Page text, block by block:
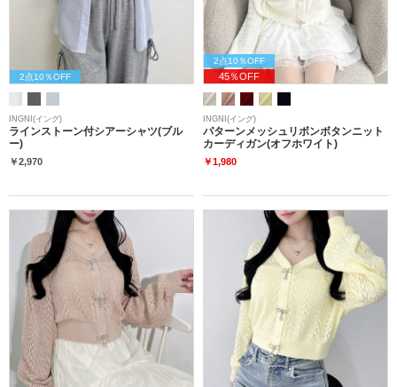
2点10％OFF
INGNI(イング)
ラインストーン付シアーシャツ(ブル
ー)
￥2,970
2点10％OFF
45％OFF
INGNI(イング)
パターンメッシュリボンボタンニット
カーディガン(オフホワイト)
￥1,980